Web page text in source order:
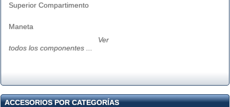
Superior Compartimento
Maneta
Ver
todos los componentes ...
ACCESORIOS POR CATEGORÍAS